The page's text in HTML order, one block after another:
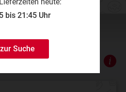
bis 21:45 Uhr
zur Suche